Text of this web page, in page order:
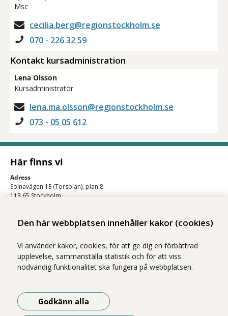
Den här webbplatsen innehåller kakor (cookies)
Vi använder kakor, cookies, för att ge dig en förbättrad
upplevelse, sammanställa statistik och för att viss
nödvändig funktionalitet ska fungera på webbplatsen.
Godkänn alla
Msc
cecilia.berg@regionstockholm.se
070 - 226 32 59
Kontakt kursadministration
Lena Olsson
Kursadministratör
lena.ma.olsson@regionstockholm.se
073 - 05 05 612
Här finns vi
Adress
Solnavägen 1E (Torsplan), plan 8
113 65 Stockholm
Vi ingår i Stockholms läns sjukvårdsområde som erbjuder hälso- och
sjukvård i Region Stockholms regi.